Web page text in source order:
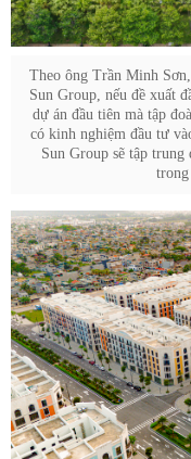
Theo ông Trần Minh
Sun Group, nếu đề xuất
dự án đầu tiên mà tập
có kinh nghiệm đầu tư
Sun Group sẽ tập
trong